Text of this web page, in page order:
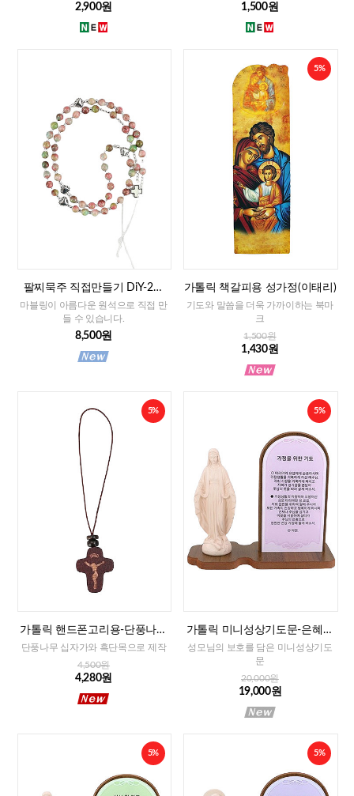
2,900원 1,500원
팔찌묵주 직접만들기 DiY-2줄
팔찌묵주 화만옥 4mm
마블링이 아름다운 원석으로 직접 만
들 수 있습니다.
8,500원
5%
가톨릭 책갈피용 성가정(이태리)
기도와 말씀을 더욱 가까이하는 북마
크
1,500원
1,430원
5%
가톨릭 핸드폰고리용-단풍나무
십자가
단풍나무 십자가와 흑단목으로 제작
4,500원
4,280원
5%
가톨릭 미니성상기도문-은혜성
모(가정을 위한 기도)
성모님의 보호를 담은 미니성상기도
문
20,000원
19,000원
5% 5%